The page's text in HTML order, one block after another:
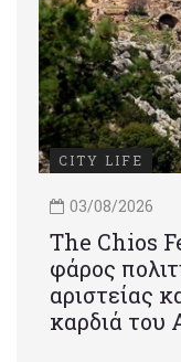
CITY LIFE
03/08/2026
Τhe Chios
φάρος
αριστείας
καρδιά του